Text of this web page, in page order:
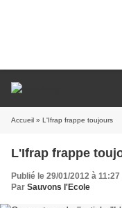
Accueil » L'Ifrap frappe toujours
L'Ifrap frappe
Publié le 29/01/2012 à 11:27
Par Sauvons l'Ecole